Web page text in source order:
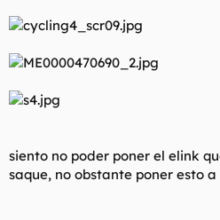
m
siento no poder poner el elink
saque, no obstante poner esto a